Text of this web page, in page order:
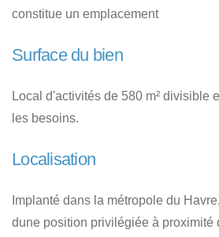
constitue un emplacement
Surface du bien
Local d'activités de 580 m² divisible
les besoins.
Localisation
Implanté dans la métropole du
dune position privilégiée à